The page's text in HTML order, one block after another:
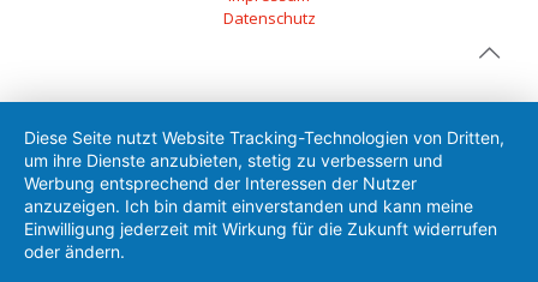
Datenschutz
Diese Seite nutzt Website Tracking-Technologien von Dritten,
um ihre Dienste anzubieten, stetig zu verbessern und
Werbung entsprechend der Interessen der Nutzer
anzuzeigen. Ich bin damit einverstanden und kann meine
Einwilligung jederzeit mit Wirkung für die Zukunft widerrufen
oder ändern.